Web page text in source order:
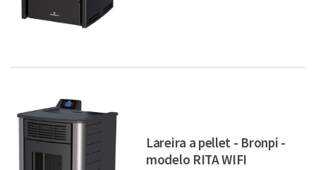
Lareira a pellet - Bronpi -
modelo RITA WIFI